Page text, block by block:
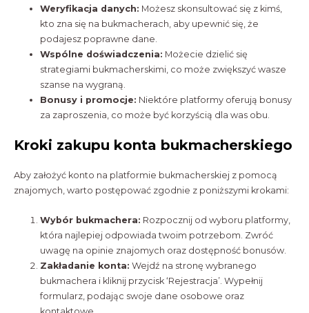
Weryfikacja danych: Możesz skonsultować się z kimś,
kto zna się na bukmacherach, aby upewnić się, że
podajesz poprawne dane.
Wspólne doświadczenia: Możecie dzielić się
strategiami bukmacherskimi, co może zwiększyć wasze
szanse na wygraną.
Bonusy i promocje: Niektóre platformy oferują bonusy
za zaproszenia, co może być korzyścią dla was obu.
Kroki zakupu konta bukmacherskiego
Aby założyć konto na platformie bukmacherskiej z pomocą
znajomych, warto postępować zgodnie z poniższymi krokami:
Wybór bukmachera: Rozpocznij od wyboru platformy,
która najlepiej odpowiada twoim potrzebom. Zwróć
uwagę na opinie znajomych oraz dostępność bonusów.
Zakładanie konta: Wejdź na stronę wybranego
bukmachera i kliknij przycisk ‘Rejestracja’. Wypełnij
formularz, podając swoje dane osobowe oraz